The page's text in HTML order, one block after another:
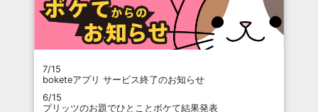
7/15
boketeアプリ サービス終了のお知らせ
6/15
プリッツのお題でひとことボケて結果発表